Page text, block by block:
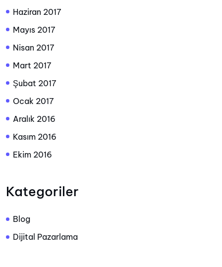
Haziran 2017
Mayıs 2017
Nisan 2017
Mart 2017
Şubat 2017
Ocak 2017
Aralık 2016
Kasım 2016
Ekim 2016
Kategoriler
Blog
Dijital Pazarlama